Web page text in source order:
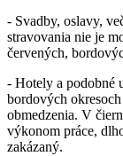
- Svadby, oslavy,
stravovania nie je
červených,
- Hotely a podobné
bordových
obmedzenia. V
výkonom práce,
zakázaný.